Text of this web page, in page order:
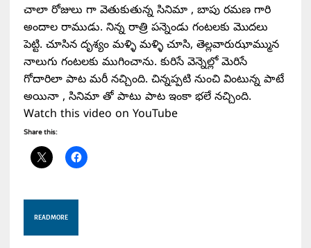
చాలా రోజులు గా వెతుకుతున్న సినిమా , బాపు రమణ గారి
అందాల రాముడు. నిన్న రాత్రి పన్నెండు గంటలకు మొదలు
పెట్టి. చూసిన దృశ్యం మళ్ళి మళ్ళి చూసి, తెల్లవారుఝామ్మున
నాలుగు గంటలకు ముగించాను. కురిసే వెన్నెల్లో మెరిసే
గోదారిలా పాట మరీ నచ్చింది. చిన్నప్పటి నుంచి వింటున్న పాటే
అయినా , సినిమా తో పాటు పాట ఇంకా భలే నచ్చింది.
Watch this video on YouTube
Share this:
READ MORE